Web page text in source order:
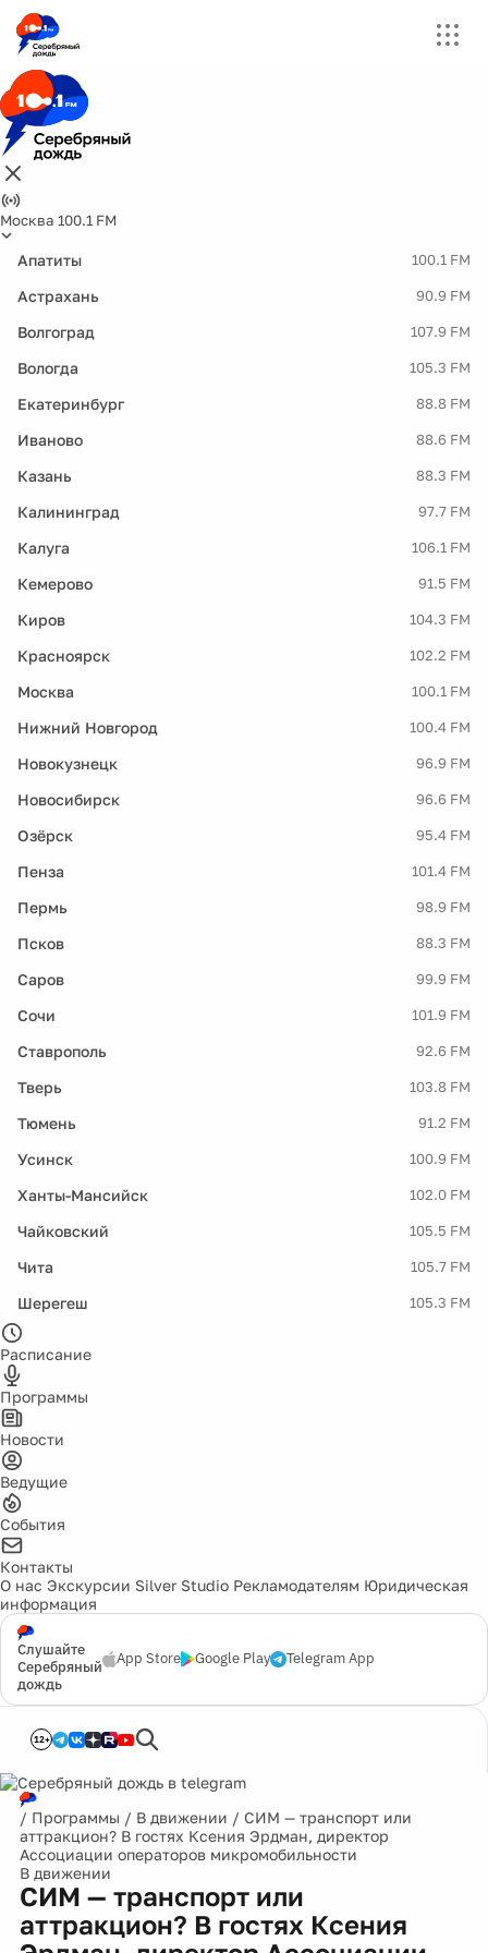
Москва 100.1 FM
Апатиты 100.1 FM
Астрахань 90.9 FM
Волгоград 107.9 FM
Вологда 105.3 FM
Екатеринбург 88.8 FM
Иваново 88.6 FM
Казань 88.3 FM
Калининград 97.7 FM
Калуга 106.1 FM
Кемерово 91.5 FM
Киров 104.3 FM
Красноярск 102.2 FM
Москва 100.1 FM
Нижний Новгород 100.4 FM
Новокузнецк 96.9 FM
Новосибирск 96.6 FM
Озёрск 95.4 FM
Пенза 101.4 FM
Пермь 98.9 FM
Псков 88.3 FM
Саров 99.9 FM
Сочи 101.9 FM
Ставрополь 92.6 FM
Тверь 103.8 FM
Тюмень 91.2 FM
Усинск 100.9 FM
Ханты-Мансийск 102.0 FM
Чайковский 105.5 FM
Чита 105.7 FM
Шерегеш 105.3 FM
Расписание
Программы
Новости
Ведущие
События
Контакты
О нас Экскурсии Silver Studio Рекламодателям Юридическая
информация
Слушайте
Серебряный
дождь
App Store Google Play Telegram App
12+
/ Программы / В движении / СИМ — транспорт или
аттракцион? В гостях Ксения Эрдман, директор
Ассоциации операторов микромобильности
В движении
СИМ — транспорт или
аттракцион? В гостях Ксения